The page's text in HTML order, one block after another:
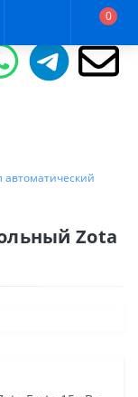
0
автоматический
Zota